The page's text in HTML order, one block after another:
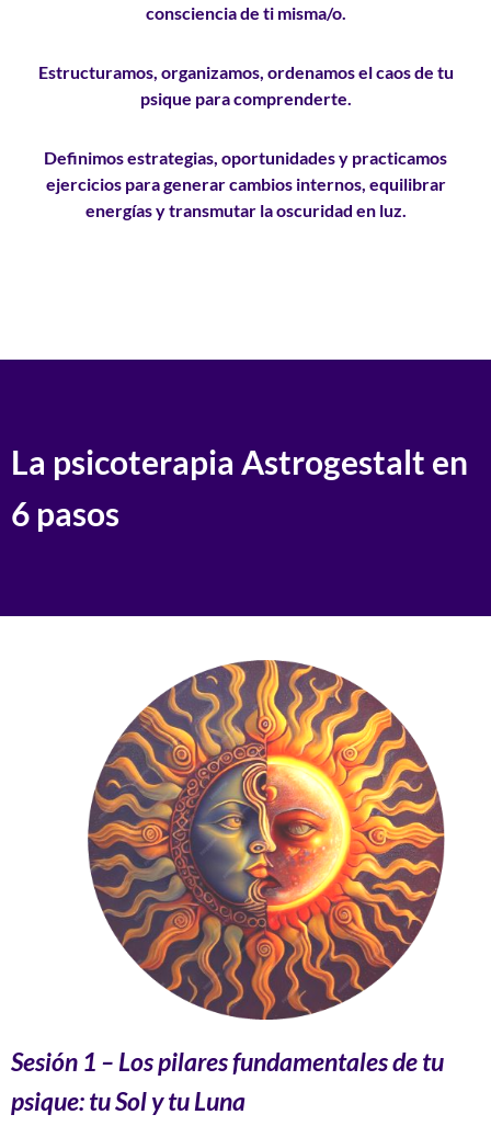
consciencia de ti misma/o.
Estructuramos, organizamos, ordenamos el caos de tu
psique paracomprenderte
Definimos estrategias, oportunidades y practicamos
ejercicios paragenerar cambios internos, equilibrar
energíasytransmutar la oscuridad en luz
La psicoterapia Astrogestalt en
6 pasos
Sesión 1 – Los pilares fundamentales de tu
psique: tu Sol y tu Luna